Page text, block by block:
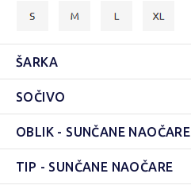
ŠARKA
SOČIVO
OBLIK - SUNČANE NAOČARE
TIP - SUNČANE NAOČARE